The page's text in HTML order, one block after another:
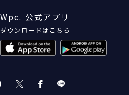
Wpc. 公式アプリ
ダウンロードはこちら